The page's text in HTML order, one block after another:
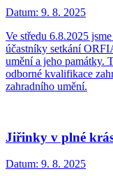
Datum: 9. 8. 2025
Ve středu 6.8.2025
účastníky setkání
umění a jeho památky.
odborné kvalifikace
zahradního umění.
Jiřinky v plné
Datum: 9. 8. 2025